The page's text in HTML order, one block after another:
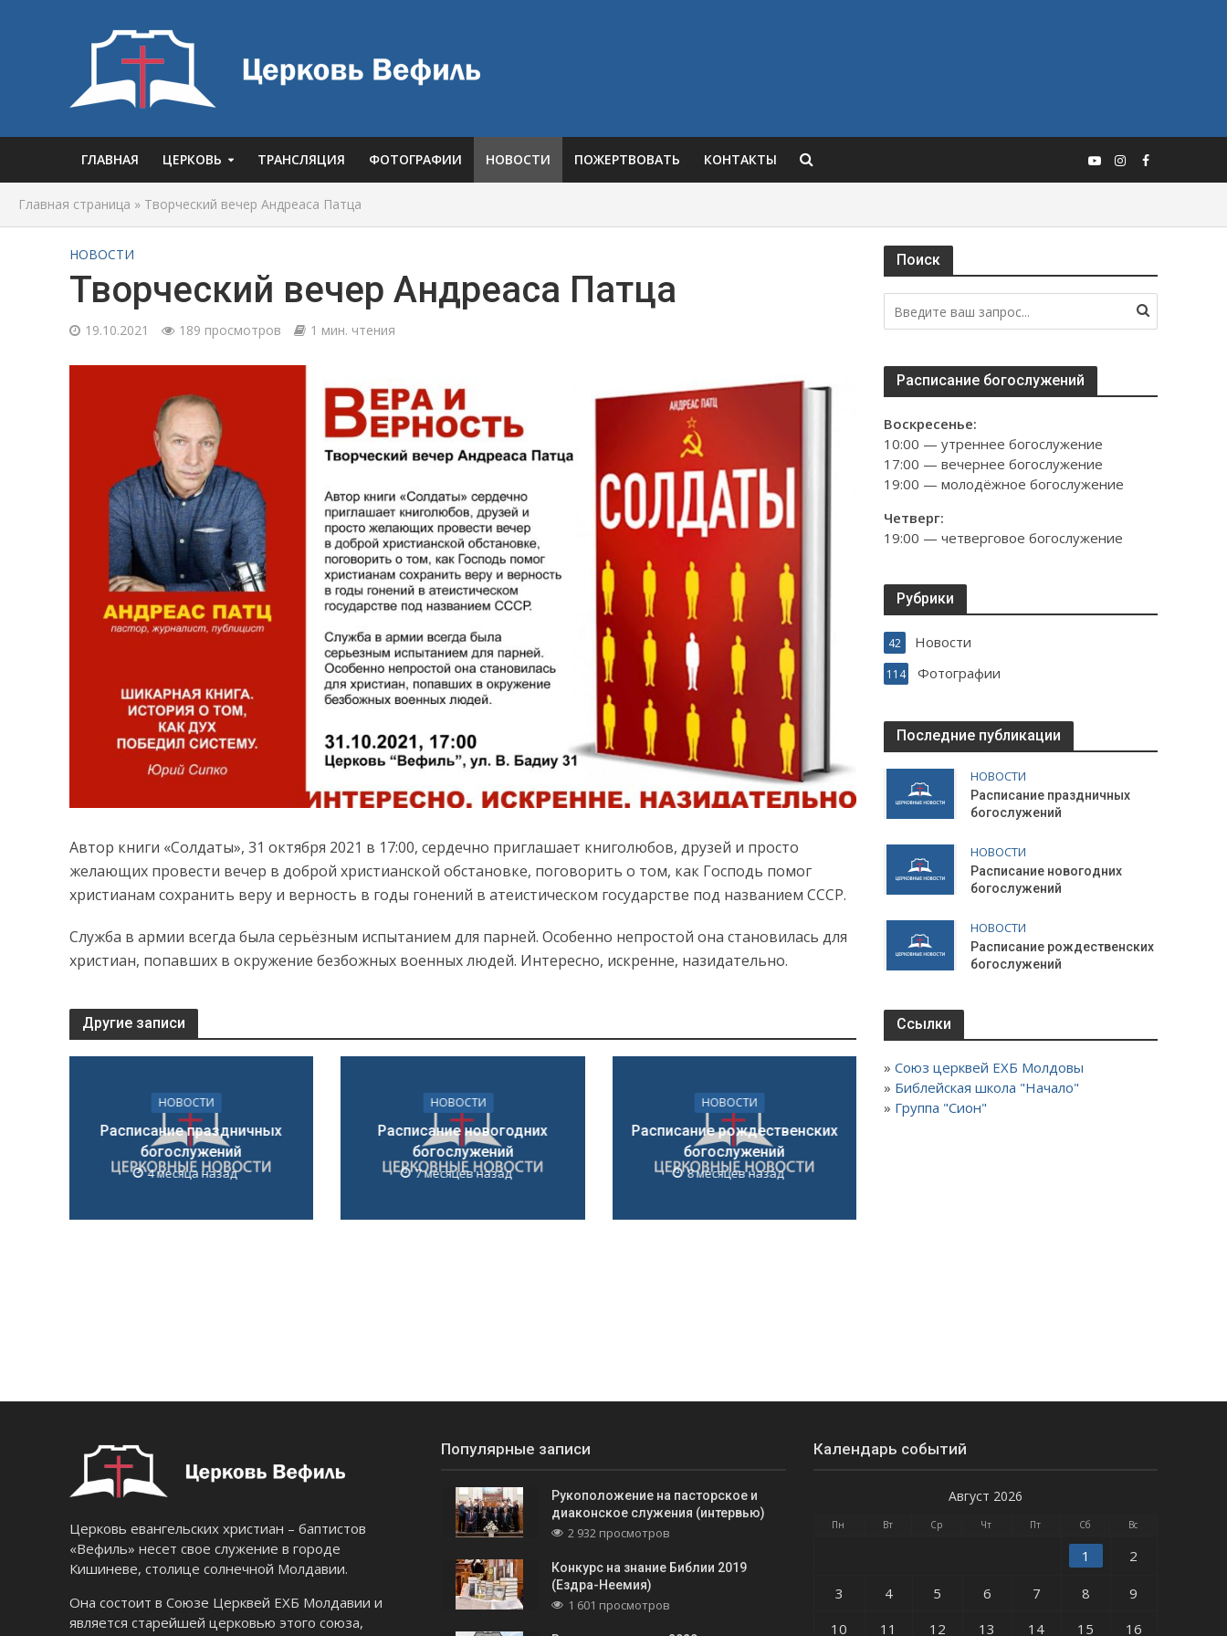
ГЛАВНАЯ ЦЕРКОВЬ ТРАНСЛЯЦИЯ ФОТОГРАФИИ НОВОСТИ ПОЖЕРТВОВАТЬ КОНТАКТЫ
Главная страница » Творческий вечер Андреаса Патца
НОВОСТИ
Творческий вечер Андреаса Патца
19.10.2021 189 просмотров 1 мин. чтения
Автор книги «Солдаты», 31 октября 2021 в 17:00, сердечно приглашает книголюбов, друзей и просто
желающих провести вечер в доброй христианской обстановке, поговорить о том, как Господь помог
христианам сохранить веру и верность в годы гонений в атеистическом государстве под названием СССР.
Служба в армии всегда была серьёзным испытанием для парней. Особенно непростой она становилась для
христиан, попавших в окружение безбожных военных людей. Интересно, искренне, назидательно.
Другие записи
НОВОСТИ
Расписание праздничных
богослужений
4 месяца назад
НОВОСТИ
Расписание новогодних
богослужений
7 месяцев назад
НОВОСТИ
Расписание рождественских
богослужений
8 месяцев назад
Поиск
Расписание богослужений
Воскресенье:
10:00 — утреннее богослужение
17:00 — вечернее богослужение
19:00 — молодёжное богослужение
Четверг:
19:00 — четверговое богослужение
Рубрики
Новости
42
Фотографии
114
Последние публикации
НОВОСТИ
Расписание праздничных
богослужений
НОВОСТИ
Расписание новогодних
богослужений
НОВОСТИ
Расписание рождественских
богослужений
Ссылки
»Союз церквей ЕХБ Молдовы
» Библейская школа "Начало"
» Группа "Сион"
Церковь евангельских христиан – баптистов
«Вефиль» несет свое служение в городе
Кишиневе, столице солнечной Молдавии.
Она состоит в Союзе Церквей ЕХБ Молдавии и
является старейшей церковью этого союза,
Популярные записи
Рукоположение на пасторское и
диаконское служения (интервью)
2 932 просмотров
Конкурс на знание Библии 2019
(Ездра-Неемия)
1 601 просмотров
Календарь событий
Август 2026
Пн Вт Ср Чт Пт Сб Вс
1 2
3 4 5 6 7 8
9
10
11 12 13 14 15 16